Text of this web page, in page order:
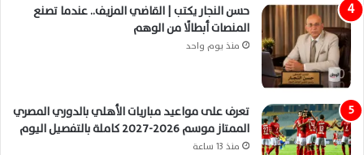
حسن النجار يكتب | القاضي المزيف.. عندما تصنع
المنصات أبطالًا من الوهم
منذ يوم واحد
تعرف على مواعيد مباريات الأهلي بالدوري المصري
الممتاز موسم 2026-2027 كاملة بالتفصيل اليوم
منذ 13 ساعة